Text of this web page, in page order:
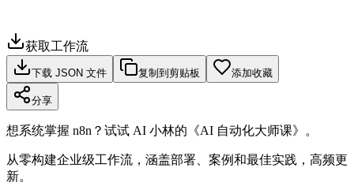
获取工作流
下载 JSON 文件 复制到剪贴板 添加收藏
分享
想系统掌握 n8n？试试 AI 小林的《AI 自动化大师课》。
从零构建企业级工作流，涵盖部署、案例和最佳实践，高频更
新。